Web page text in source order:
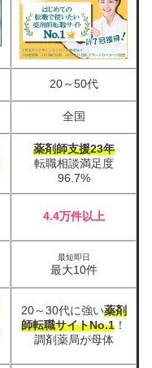
20～50代
全国
薬剤師支援23年
転職相談満足度
96.7%
4.4万件以上
最短即日
最大10件
20～30代に強い薬剤
師転職サイトNo.1 ！
調剤薬局が母体